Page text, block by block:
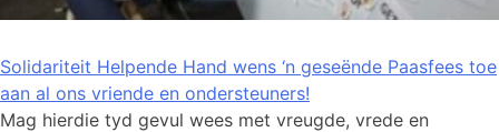
Solidariteit Helpende Hand wens ‘n geseënde Paasfees toe
aan al ons vriende en ondersteuners!
Mag hierdie tyd gevul wees met vreugde, vrede en